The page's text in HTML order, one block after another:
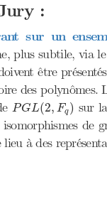
:
sur un
plus subtile, via
être
des
PGL(2, Fq)
PGL (2, Fq ) sur
de
à des